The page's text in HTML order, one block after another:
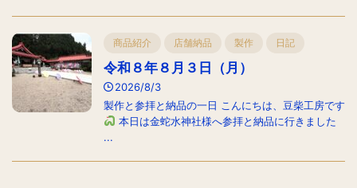
商品紹介 店舗納品 製作 日記
令和８年８月３日（月）
2026/8/3
製作と参拝と納品の一日 こんにちは、豆柴工房です
本日は金蛇水神社様へ参拝と納品に行きました
...